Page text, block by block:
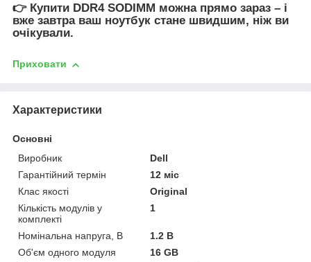
👉 Купити DDR4 SODIMM можна прямо зараз – і
вже завтра ваш ноутбук стане швидшим, ніж ви
очікували.
Приховати
Характеристики
Основні
Виробник
Dell
Гарантійний термін
12 міс
Клас якості
Original
Кількість модулів у
комплекті
1
Номінальна напруга, В
1.2 В
Об'єм одного модуля
16 GB